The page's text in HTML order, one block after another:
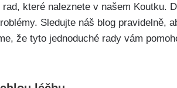
které naleznete v našem Koutku.
Sledujte náš blog pravidelně,
​že tyto jednoduché rady vám